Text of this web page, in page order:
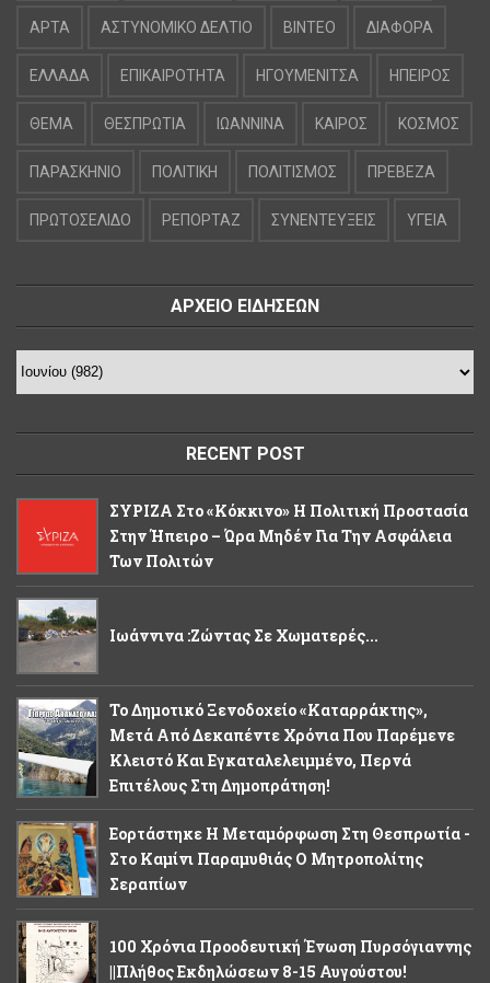
ΑΡΤΑ ΑΣΤΥΝΟΜΙΚΟ ΔΕΛΤΙΟ ΒΙΝΤΕΟ ΔΙΑΦΟΡΑ
ΕΛΛΑΔΑ ΕΠΙΚΑΙΡΟΤΗΤΑ ΗΓΟΥΜΕΝΙΤΣΑ ΗΠΕΙΡΟΣ
ΘΕΜΑ ΘΕΣΠΡΩΤΙΑ ΙΩΑΝΝΙΝΑ ΚΑΙΡΟΣ ΚΟΣΜΟΣ
ΠΑΡΑΣΚΗΝΙΟ ΠΟΛΙΤΙΚΗ ΠΟΛΙΤΙΣΜΟΣ ΠΡΕΒΕΖΑ
ΠΡΩΤΟΣΕΛΙΔΟ ΡΕΠΟΡΤΑΖ ΣΥΝΕΝΤΕΥΞΕΙΣ ΥΓΕΙΑ
ΑΡΧΕΙΟ ΕΙΔΗΣΕΩΝ
RECENT POST
ΣΥΡΙΖΑ Στο «κόκκινο» Η Πολιτική Προστασία
Στην Ήπειρο – Ώρα Μηδέν Για Την Ασφάλεια
Των Πολιτών
Ιωάννινα :Ζώντας Σε Χωματερές...
Το Δημοτικό Ξενοδοχείο «Καταρράκτης»,
Μετά Από Δεκαπέντε Χρόνια Που Παρέμενε
Κλειστό Και Εγκαταλελειμμένο, Περνά
Επιτέλους Στη Δημοπράτηση!
Εορτάστηκε Η Μεταμόρφωση Στη Θεσπρωτία -
Στο Καμίνι Παραμυθιάς Ο Μητροπολίτης
Σεραπίων
100 Χρόνια Προοδευτική Ένωση Πυρσόγιαννης
||Πλήθος Εκδηλώσεων 8-15 Αυγούστου!